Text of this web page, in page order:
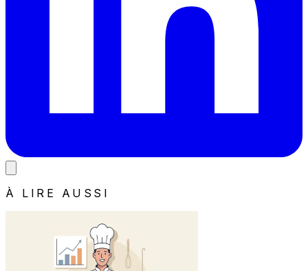
À LIRE AUSSI